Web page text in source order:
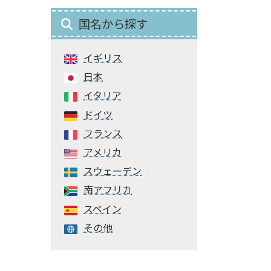
国名から探す
イギリス
日本
イタリア
ドイツ
フランス
アメリカ
スウェーデン
南アフリカ
スペイン
その他